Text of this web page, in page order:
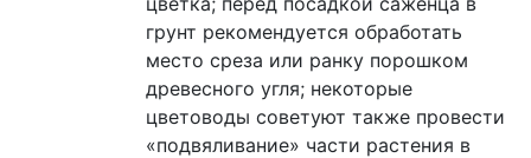
грунт рекомендуется обработать
место среза или ранку порошком
древесного угля; некоторые
цветоводы советуют также провести
«подвяливание» части растения в